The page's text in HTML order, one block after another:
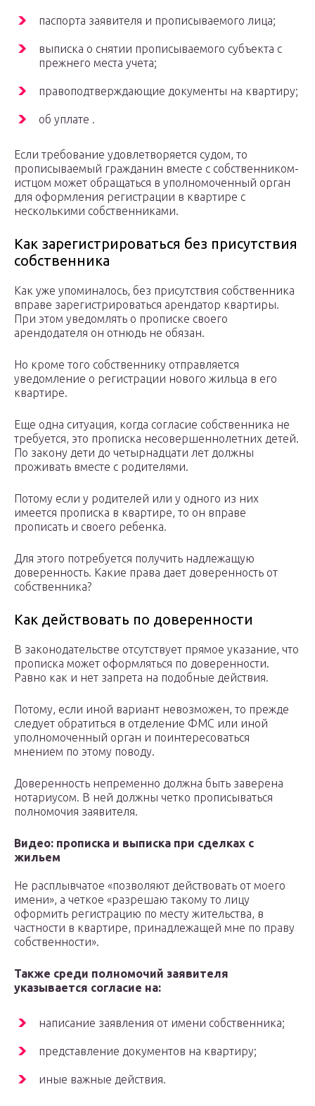
паспорта заявителя и прописываемого лица;
выписка о снятии прописываемого субъекта с
прежнего места учета;
правоподтверждающие документы на квартиру;
об уплате .
Если требование удовлетворяется судом, то
прописываемый гражданин вместе с собственником-
истцом может обращаться в уполномоченный орган
для оформления регистрации в квартире с
несколькими собственниками.
Как зарегистрироваться без присутствия
собственника
Как уже упоминалось, без присутствия собственника
вправе зарегистрироваться арендатор квартиры.
При этом уведомлять о прописке своего
арендодателя он отнюдь не обязан.
Но кроме того собственнику отправляется
уведомление о регистрации нового жильца в его
квартире.
Еще одна ситуация, когда согласие собственника не
требуется, это прописка несовершеннолетних детей.
По закону дети до четырнадцати лет должны
проживать вместе с родителями.
Потому если у родителей или у одного из них
имеется прописка в квартире, то он вправе
прописать и своего ребенка.
Для этого потребуется получить надлежащую
доверенность. Какие права дает доверенность от
собственника?
Как действовать по доверенности
В законодательстве отсутствует прямое указание, что
прописка может оформляться по доверенности.
Равно как и нет запрета на подобные действия.
Потому, если иной вариант невозможен, то прежде
следует обратиться в отделение ФМС или иной
уполномоченный орган и поинтересоваться
мнением по этому поводу.
Доверенность непременно должна быть заверена
нотариусом. В ней должны четко прописываться
полномочия заявителя.
Видео: прописка и выписка при сделках с
жильем
Не расплывчатое «позволяют действовать от моего
имени», а четкое «разрешаю такому то лицу
оформить регистрацию по месту жительства, в
частности в квартире, принадлежащей мне по праву
собственности».
Также среди полномочий заявителя
указывается согласие на:
написание заявления от имени собственника;
представление документов на квартиру;
иные важные действия.